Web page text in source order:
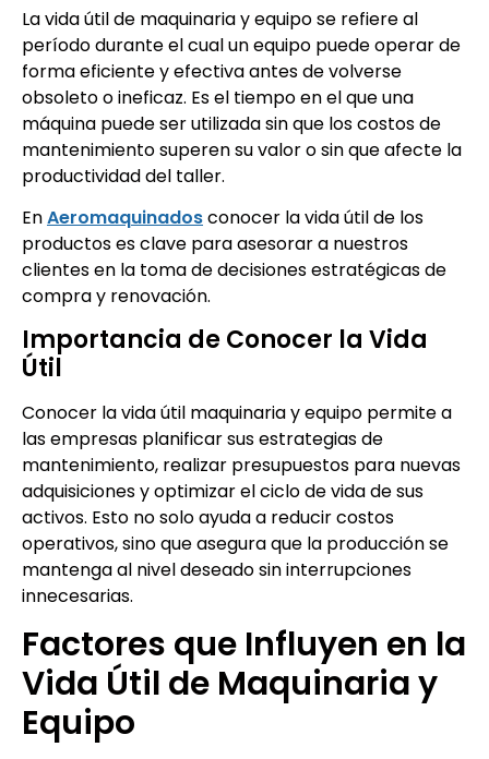
La vida útil de maquinaria y equipo se refiere al
período durante el cual un equipo puede operar de
forma eficiente y efectiva antes de volverse
obsoleto o ineficaz. Es el tiempo en el que una
máquina puede ser utilizada sin que los costos de
mantenimiento superen su valor o sin que afecte la
productividad del taller.
EnAeromaquinadosconocer la vida útil de los
productos es clave para asesorar a nuestros
clientes en la toma de decisiones estratégicas de
compra y renovación.
Importancia de Conocer la Vida
Útil
Conocer la vida útil maquinaria y equipo permite a
las empresas planificar sus estrategias de
mantenimiento, realizar presupuestos para nuevas
adquisiciones y optimizar el ciclo de vida de sus
activos. Esto no solo ayuda a reducir costos
operativos, sino que asegura que la producción se
mantenga al nivel deseado sin interrupciones
innecesarias.
Factores que Influyen en la
Vida Útil de Maquinaria y
Equipo